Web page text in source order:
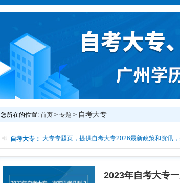
您所在的位置: 首页 > 专题 > 自考大专
自考大专：
本频道是自考大专专题页，提供自考大专2026最新政策和资讯，
2023年自考大专